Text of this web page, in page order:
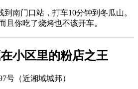
到南门口站，打车10分钟到冬瓜山。
且你吃了烧烤也不该开车。
小区里的粉店之王
号（近湘域城邦）